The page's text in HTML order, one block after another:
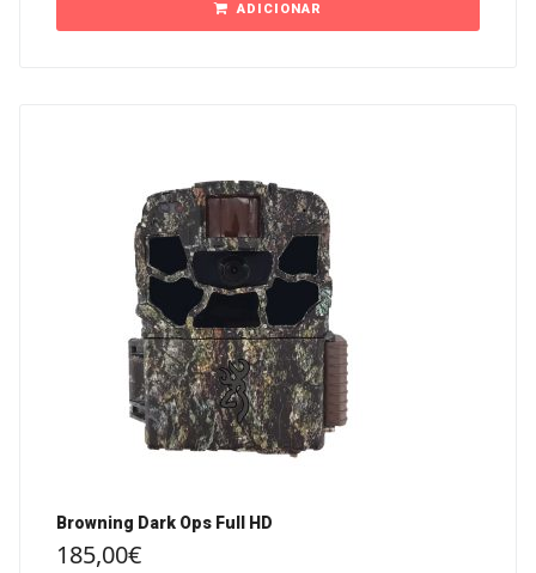
ADICIONAR
Browning Dark Ops Full HD
185,00€